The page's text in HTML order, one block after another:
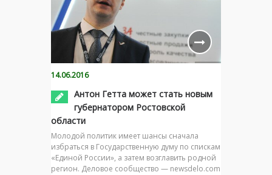
14.06.2016
Антон Гетта может стать новым
губернатором Ростовской
области
Молодой политик имеет шансы сначала
избраться в Государственную думу по спискам
«Единой России», а затем возглавить родной
регион. Деловое сообщество — newsdelo.com